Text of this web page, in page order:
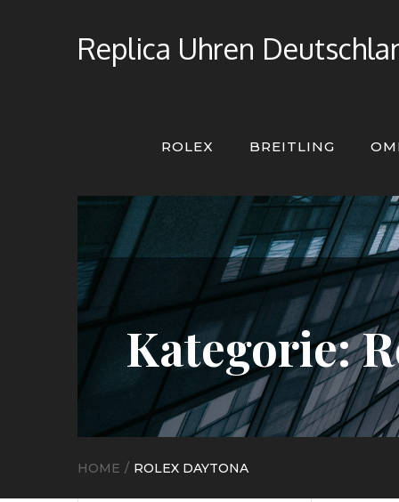
Replica Uhren
ROLEX BREITLING
Kategorie:
HOME ROLEX DAYTONA